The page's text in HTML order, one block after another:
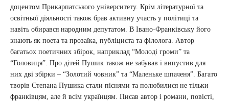
доцентом Прикарпатського університету. Крім літературної та
освітньої діяльності також брав активну участь у політиці та
навіть обирався народним депутатом. В Івано-Франківську його
знають як поета та прозаїка, публіциста та філолога. Автор
багатьох поетичних збірок, наприклад “Молоді громи” та
“Головиця”. Про дітей Пушик також не забував і випустив для
них дві збірки – “Золотий човник” та “Маленьке шпаченя”. Багато
творів Степана Пушика стали піснями та полюбилися не тільки
франківцям, але й всім українцям. Писав автор і романи, повісті,